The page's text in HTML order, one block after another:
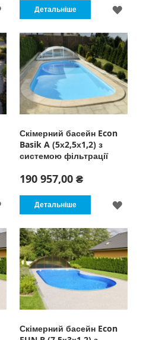
ДОДАТИ
СПИСКУ
БАЖАНЬ
Детальніше
ДОДАТИ
СПИСКУ
БАЖАНЬ
Скімерний басейн Econ
Basik A (5х2,5х1,2) з
системою фільтрації
190 957,00 ₴
Детальніше
Скімерний басейн Econ